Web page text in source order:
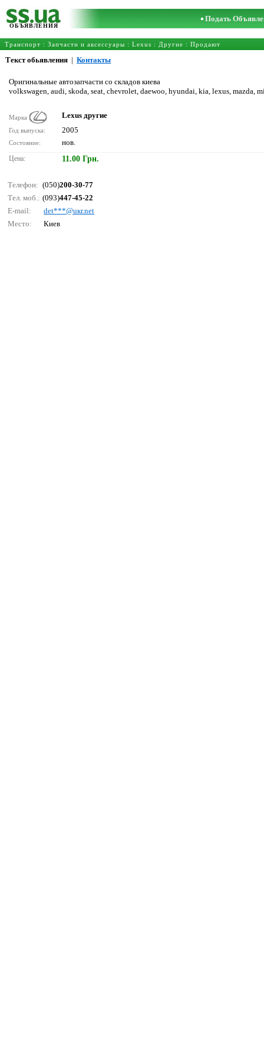
ОБЪЯВЛЕНИЯ
Подать
Транспорт : Запчасти и аксессуары : Lexus : Другие : Продают
Текст обьявления | Контакты
Оригинальные автозапчасти cо складов киева
volkswagen, audi, skoda, seat, chevrolet, daewoo, hyundai, kia, lexus, mazda,
Марка Lexus другие
Год выпуска: 2005
Состояние: нов.
Цена: 11.00 Грн.
Телефон: (050)200-30-77
Тел. моб.: (093)447-45-22
E-mail:
dеt***@uкr.nеt
Место:
Киев